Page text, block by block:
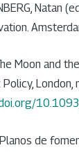
Natan
Moon and
Planos de